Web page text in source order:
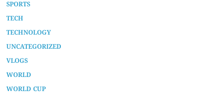
SPORTS
TECH
TECHNOLOGY
UNCATEGORIZED
VLOGS
WORLD
WORLD CUP